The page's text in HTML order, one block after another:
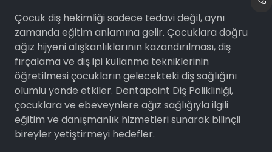
Çocuk diş hekimliği sadece tedavi değil, aynı
zamanda eğitim anlamına gelir. Çocuklara doğru
ağız hijyeni alışkanlıklarının kazandırılması, diş
fırçalama ve diş ipi kullanma tekniklerinin
öğretilmesi çocukların gelecekteki diş sağlığını
olumlu yönde etkiler. Dentapoint Diş Polikliniği,
çocuklara ve ebeveynlere ağız sağlığıyla ilgili
eğitim ve danışmanlık hizmetleri sunarak bilinçli
bireyler yetiştirmeyi hedefler.